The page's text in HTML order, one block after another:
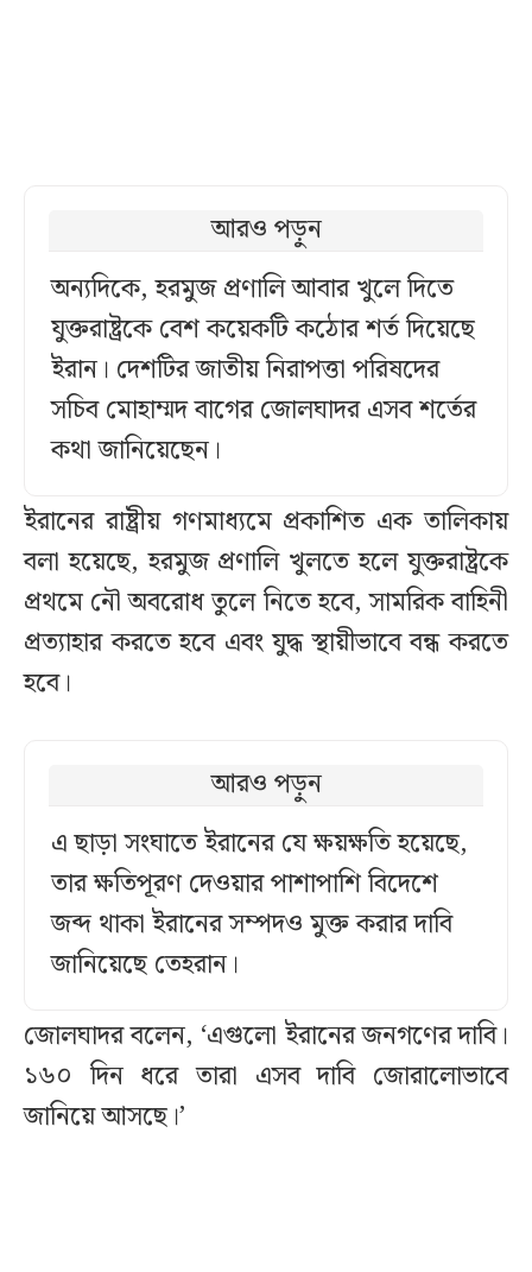
আরও পড়ুন
অন্যদিকে, হরমুজ প্রণালি আবার খুলে দিতে
যুক্তরাষ্ট্রকে বেশ কয়েকটি কঠোর শর্ত দিয়েছে
ইরান। দেশটির জাতীয় নিরাপত্তা পরিষদের
সচিব মোহাম্মদ বাগের জোলঘাদর এসব শর্তের
কথা জানিয়েছেন।
ইরানের রাষ্ট্রীয় গণমাধ্যমে প্রকাশিত এক তালিকায়
বলা হয়েছে, হরমুজ প্রণালি খুলতে হলে যুক্তরাষ্ট্রকে
প্রথমে নৌ অবরোধ তুলে নিতে হবে, সামরিক বাহিনী
প্রত্যাহার করতে হবে এবং যুদ্ধ স্থায়ীভাবে বন্ধ করতে
হবে।
আরও পড়ুন
এ ছাড়া সংঘাতে ইরানের যে ক্ষয়ক্ষতি হয়েছে,
তার ক্ষতিপূরণ দেওয়ার পাশাপাশি বিদেশে
জব্দ থাকা ইরানের সম্পদও মুক্ত করার দাবি
জানিয়েছে তেহরান।
জোলঘাদর বলেন, ‘এগুলো ইরানের জনগণের দাবি।
১৬০ দিন ধরে তারা এসব দাবি জোরালোভাবে
জানিয়ে আসছে।’